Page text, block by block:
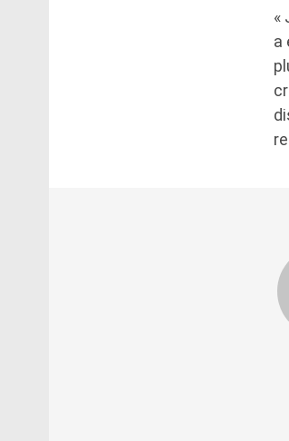
«
a